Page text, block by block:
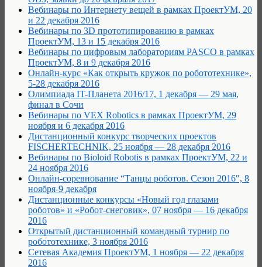
Вебинары по Интернету вещей в рамках ПроектУМ, 20
и 22 декабря 2016
Вебинары по 3D прототипированию в рамках
ПроектУМ, 13 и 15 декабря 2016
Вебинары по цифровым лабораториям PASCO в рамках
ПроектУМ, 8 и 9 декабря 2016
Онлайн-курс «Как открыть кружок по робототехнике»,
5-28 декабря 2016
Олимпиада IT-Планета 2016/17, 1 декабря — 29 мая,
финал в Сочи
Вебинары по VEX Robotics в рамках ПроектУМ, 29
ноября и 6 декабря 2016
Дистанционный конкурс творческих проектов
FISCHERTECHNIK, 25 ноября — 28 декабря 2016
Вебинары по Bioloid Robotis в рамках ПроектУМ, 22 и
24 ноября 2016
Онлайн-соревнование “Танцы роботов. Сезон 2016″, 8
ноября-9 декабря
Дистанционные конкурсы «Новый год глазами
роботов» и «Робот-снеговик», 07 ноября — 16 декабря
2016
Открытый дистанционный командный турнир по
робототехнике, 3 ноября 2016
Сетевая Академия ПроектУМ, 1 ноября — 22 декабря
2016